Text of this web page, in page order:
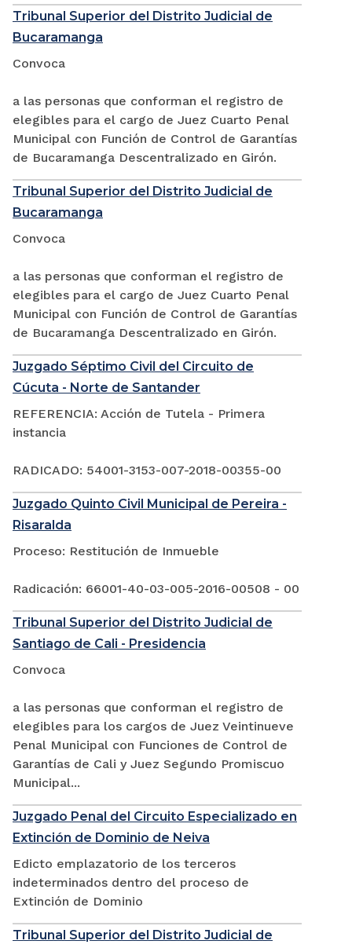
Tribunal Superior del Distrito Judicial de
Bucaramanga
Convoca
a las personas que conforman el registro de
elegibles para el cargo de Juez Cuarto Penal
Municipal con Función de Control de Garantías
de Bucaramanga Descentralizado en Girón.
Tribunal Superior del Distrito Judicial de
Bucaramanga
Convoca
a las personas que conforman el registro de
elegibles para el cargo de Juez Cuarto Penal
Municipal con Función de Control de Garantías
de Bucaramanga Descentralizado en Girón.
Juzgado Séptimo Civil del Circuito de
Cúcuta - Norte de Santander
REFERENCIA: Acción de Tutela - Primera
instancia
RADICADO: 54001-3153-007-2018-00355-00
Juzgado Quinto Civil Municipal de Pereira -
Risaralda
Proceso: Restitución de Inmueble
Radicación: 66001-40-03-005-2016-00508 - 00
Tribunal Superior del Distrito Judicial de
Santiago de Cali - Presidencia
Convoca
a las personas que conforman el registro de
elegibles para los cargos de Juez Veintinueve
Penal Municipal con Funciones de Control de
Garantías de Cali y Juez Segundo Promiscuo
Municipal...
Juzgado Penal del Circuito Especializado en
Extinción de Dominio de Neiva
Edicto emplazatorio de los terceros
indeterminados dentro del proceso de
Extinción de Dominio
Tribunal Superior del Distrito Judicial de